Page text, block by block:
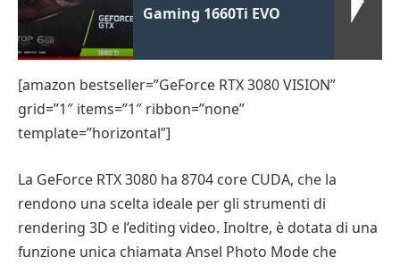
Gaming 1660Ti EVO
[amazon bestseller=”GeForce RTX 3080 VISION”
grid=”1″ items=”1″ ribbon=”none”
template=”horizontal”]
La GeForce RTX 3080 ha 8704 core CUDA, che la
rendono una scelta ideale per gli strumenti di
rendering 3D e l’editing video. Inoltre, è dotata di una
funzione unica chiamata Ansel Photo Mode che